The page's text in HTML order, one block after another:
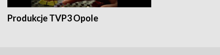
Produkcje TVP3 Opole